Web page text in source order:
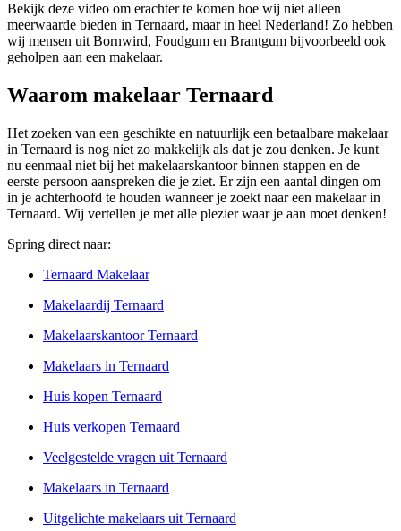
Bekijk deze video om erachter te komen hoe wij niet alleen
meerwaarde bieden in Ternaard, maar in heel Nederland! Zo hebben
wij mensen uit Bornwird, Foudgum en Brantgum bijvoorbeeld ook
geholpen aan een makelaar.
Waarom makelaar Ternaard
Het zoeken van een geschikte en natuurlijk een betaalbare makelaar
in Ternaard is nog niet zo makkelijk als dat je zou denken. Je kunt
nu eenmaal niet bij het makelaarskantoor binnen stappen en de
eerste persoon aanspreken die je ziet. Er zijn een aantal dingen om
in je achterhoofd te houden wanneer je zoekt naar een makelaar in
Ternaard. Wij vertellen je met alle plezier waar je aan moet denken!
Spring direct naar:
Ternaard Makelaar
Makelaardij Ternaard
Makelaarskantoor Ternaard
Makelaars in Ternaard
Huis kopen Ternaard
Huis verkopen Ternaard
Veelgestelde vragen uit Ternaard
Makelaars in Ternaard
Uitgelichte makelaars uit Ternaard